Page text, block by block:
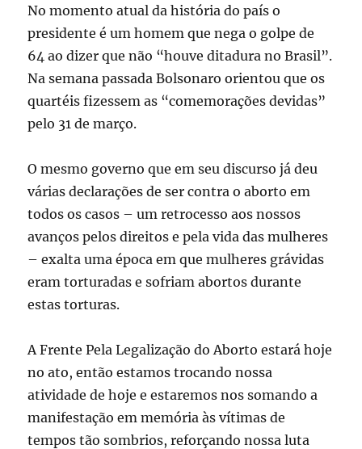
No momento atual da história do país o
presidente é um homem que nega o golpe de
64 ao dizer que não “houve ditadura no Brasil”.
Na semana passada Bolsonaro orientou que os
quartéis fizessem as “comemorações devidas”
pelo 31 de março.
O mesmo governo que em seu discurso já deu
várias declarações de ser contra o aborto em
todos os casos – um retrocesso aos nossos
avanços pelos direitos e pela vida das mulheres
– exalta uma época em que mulheres grávidas
eram torturadas e sofriam abortos durante
estas torturas.
A Frente Pela Legalização do Aborto estará hoje
no ato, então estamos trocando nossa
atividade de hoje e estaremos nos somando a
manifestação em memória às vítimas de
tempos tão sombrios, reforçando nossa luta